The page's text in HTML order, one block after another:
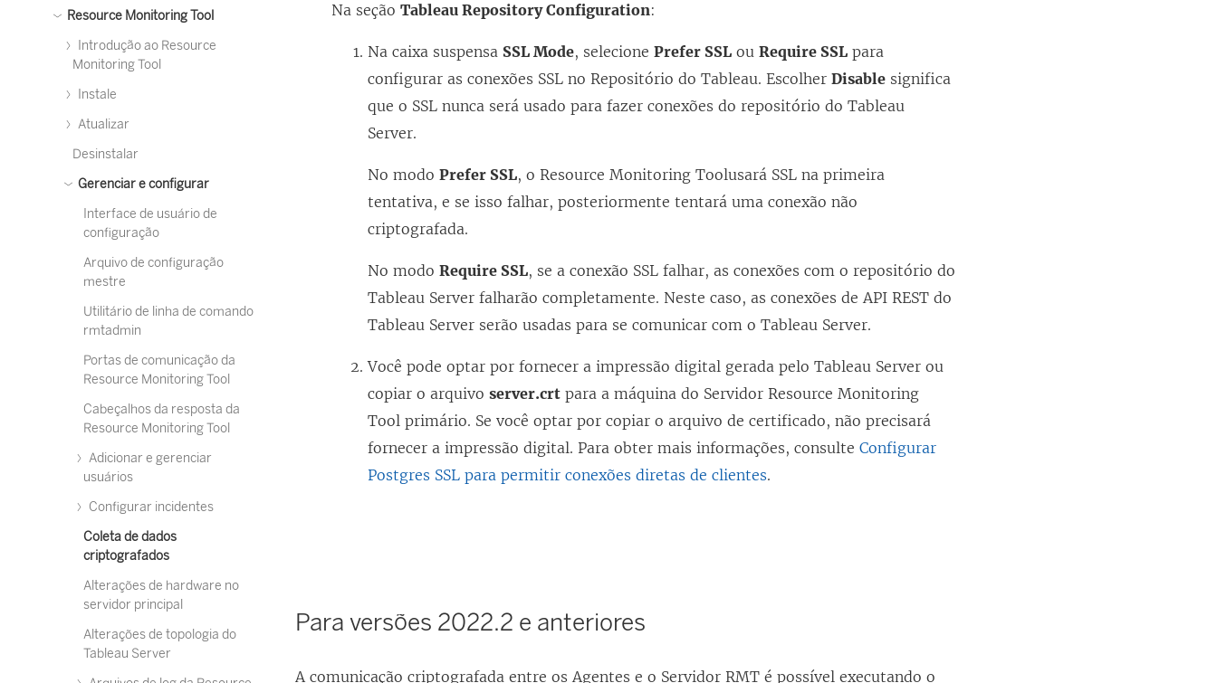
Resource Monitoring Tool
Introdução ao Resource
Monitoring Tool
Instale
Atualizar
Desinstalar
Gerenciar e configurar
Interface de usuário de
configuração
Arquivo de configuração
mestre
Utilitário de linha de comando
rmtadmin
Portas de comunicação da
Resource Monitoring Tool
Cabeçalhos da resposta da
Resource Monitoring Tool
Adicionar e gerenciar
usuários
Configurar incidentes
Coleta de dados
criptografados
Alterações de hardware no
servidor principal
Alterações de topologia do
Tableau Server
Na seçãoTableau Repository Configuration:
Na caixa suspensa SSL Mode, selecionePrefer SSL ouRequire SSL para
configurar as conexões SSL no Repositório do Tableau. EscolherDisable significa
que o SSL nunca será usado para fazer conexões do repositório do Tableau
Server.
No modoPrefer SSL, oResource Monitoring Toolusará SSL na primeira
tentativa, e se isso falhar, posteriormente tentará uma conexão não
criptografada.
No modoRequire SSL, se a conexão SSL falhar, as conexões com o repositório do
Tableau Server falharão completamente. Neste caso, as conexões de API REST do
Tableau Server serão usadas para se comunicar com o Tableau Server.
Você pode optar por fornecer a impressão digital gerada pelo Tableau Server ou
copiar o arquivoserver.crt para a máquina do ServidorResource Monitoring
Tool primário. Se você optar por copiar o arquivo de certificado, não precisará
fornecer a impressão digital. Para obter mais informações, consulteConfigurar
Postgres SSL para permitir conexões diretas de clientes.
Para versões 2022.2 e anteriores
A comunicação criptografada entre os Agentes e o Servidor RMT é possível executando o